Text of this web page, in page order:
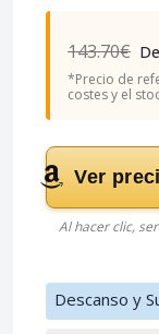
143.70€
*Precio de
costes y el
Ver
Al hacer clic,
Descanso y